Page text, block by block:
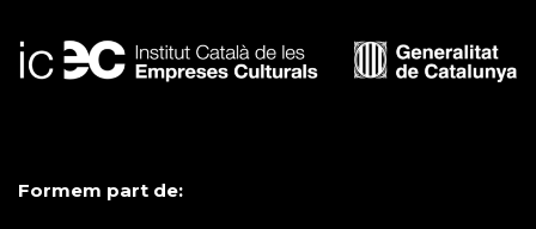
Formem part de: